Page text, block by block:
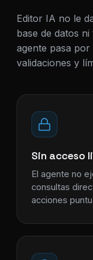
Editor IA no le
base de datos
agente pasa
validaciones y
Sin acceso
El agente no
consultas
acciones